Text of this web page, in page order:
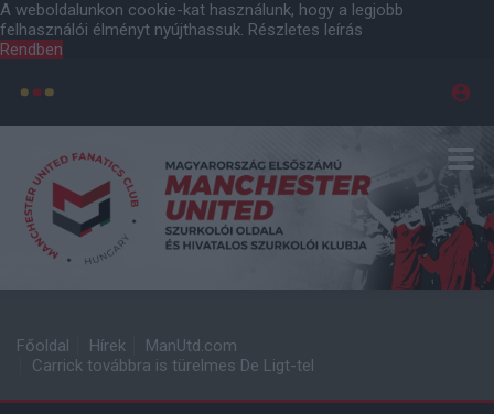
A weboldalunkon cookie-kat használunk, hogy a legjobb
felhasználói élményt nyújthassuk. Részletes leírás
Rendben
Főoldal Hírek
ManUtd.com
Carrick továbbra is türelmes De Ligt-tel